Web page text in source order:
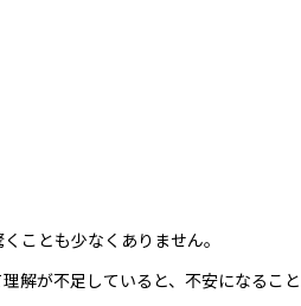
ことも少なくありません。
が不足していると、不安になること